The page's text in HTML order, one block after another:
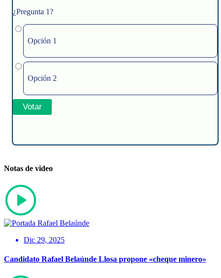
¿Pregunta 1?
Opción 1
Opción 2
Notas de video
Dic 29, 2025
Candidato Rafael Belaúnde Llosa propone «cheque minero»